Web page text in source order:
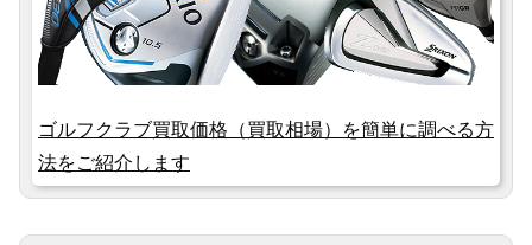
ゴルフクラブ買取価格（買取相場）を簡単に調べる方
法をご紹介します